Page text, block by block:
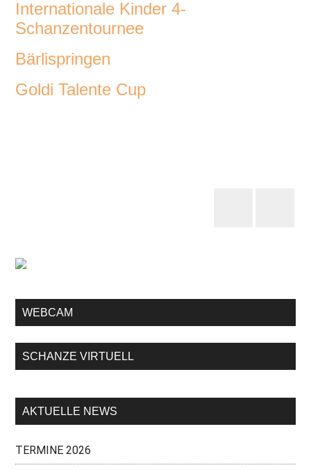
Internationale Kinder 4-
Schanzentournee
Bärlispringen
Goldi Talente Cup
WEBCAM
SCHANZE VIRTUELL
AKTUELLE NEWS
TERMINE 2026